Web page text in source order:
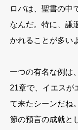
ロバは、聖書の中
なんだ。特に、謙
かれることが多い
一つの有名な例は
21章で、イエスが
て来たシーンだね
節の預言の成就と